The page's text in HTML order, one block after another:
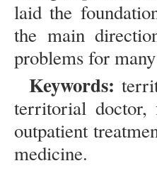
laid the
the main
problems for
Keywords:
territorial doctor,
outpatient
medicine.